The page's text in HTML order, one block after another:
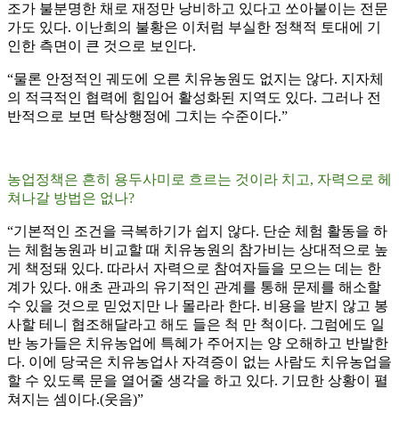
조가 불분명한 채로 재정만 낭비하고 있다고 쏘아붙이는 전문
가도 있다. 이난희의 불황은 이처럼 부실한 정책적 토대에 기
인한 측면이 큰 것으로 보인다.
“물론 안정적인 궤도에 오른 치유농원도 없지는 않다. 지자체
의 적극적인 협력에 힘입어 활성화된 지역도 있다. 그러나 전
반적으로 보면 탁상행정에 그치는 수준이다.”
농업정책은 흔히 용두사미로 흐르는 것이라 치고, 자력으로 헤
쳐나갈 방법은 없나?
“기본적인 조건을 극복하기가 쉽지 않다. 단순 체험 활동을 하
는 체험농원과 비교할 때 치유농원의 참가비는 상대적으로 높
게 책정돼 있다. 따라서 자력으로 참여자들을 모으는 데는 한
계가 있다. 애초 관과의 유기적인 관계를 통해 문제를 해소할
수 있을 것으로 믿었지만 나 몰라라 한다. 비용을 받지 않고 봉
사할 테니 협조해달라고 해도 들은 척 만 척이다. 그럼에도 일
반 농가들은 치유농업에 특혜가 주어지는 양 오해하고 반발한
다. 이에 당국은 치유농업사 자격증이 없는 사람도 치유농업을
할 수 있도록 문을 열어줄 생각을 하고 있다. 기묘한 상황이 펼
쳐지는 셈이다.(웃음)”